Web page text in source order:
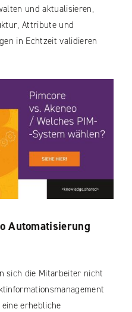
und aktualisieren,
Attribute und
in Echtzeit validieren
Automatisierung
sich die Mitarbeiter nicht
erhebliche